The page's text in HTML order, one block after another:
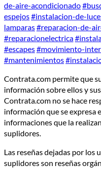
de-aire-acondicionado
espejos#instalacion-de-
lamparas#reparacion-de-
#reparacionelectrica
#escapes#movimiento-
#mantenimientos
Contrata.com permite que
información sobre ellos y
Contrata.com no se hace
información que se expresa
informaciones que la
suplidores.
Las reseñas dejadas por los
suplidores son reseñas